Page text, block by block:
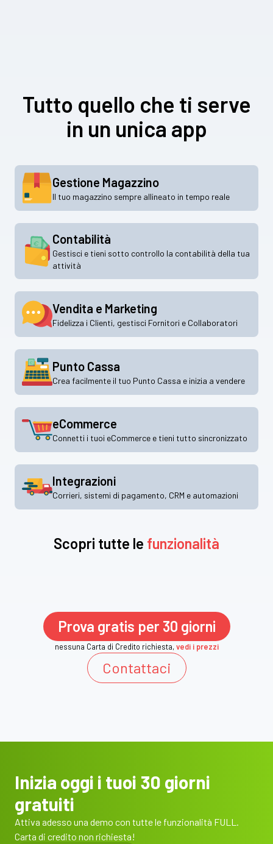
Tutto quello che ti serve
in un unica app
Gestione Magazzino
Il tuo magazzino sempre allineato in tempo reale
Contabilità
Gestisci e tieni sotto controllo la contabilità della tua
attività
Vendita e Marketing
Fidelizza i Clienti, gestisci Fornitori e Collaboratori
Punto Cassa
Crea facilmente il tuo Punto Cassa e inizia a vendere
eCommerce
Connetti i tuoi eCommerce e tieni tutto sincronizzato
Integrazioni
Corrieri, sistemi di pagamento, CRM e automazioni
Scopri tutte le funzionalità
Prova gratis per 30 giorni
nessuna Carta di Credito richiesta,vedi i prezzi
Contattaci
Inizia oggi i tuoi 30 giorni
gratuiti
Attiva adesso una demo con tutte le funzionalità FULL.
Carta di credito non richiesta!